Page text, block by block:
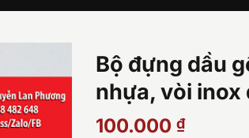
Bộ đựng dầu
nhựa, vòi inox
100.000 ₫